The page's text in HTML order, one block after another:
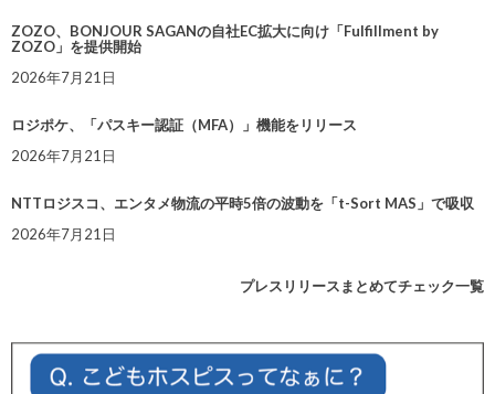
ZOZO、BONJOUR SAGANの自社EC拡大に向け「Fulfillment by
ZOZO」を提供開始
2026年7月21日
ロジポケ、「パスキー認証（MFA）」機能をリリース
2026年7月21日
NTTロジスコ、エンタメ物流の平時5倍の波動を「t-Sort MAS」で吸収
2026年7月21日
プレスリリースまとめてチェック一覧